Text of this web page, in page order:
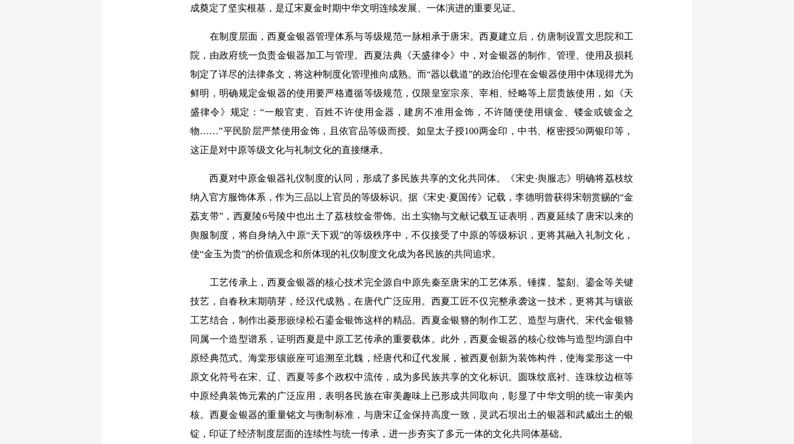
成奠定了坚实根基，是辽宋夏金时期中华文明连续发展、一体演进的重要见证。
在制度层面，西夏金银器管理体系与等级规范一脉相承于唐宋。西夏建立后，仿唐制设置文思院和工
院，由政府统一负责金银器加工与管理。西夏法典《天盛律令》中，对金银器的制作、管理、使用及损耗
制定了详尽的法律条文，将这种制度化管理推向成熟。而“器以载道”的政治伦理在金银器使用中体现得尤为
鲜明，明确规定金银器的使用要严格遵循等级规范，仅限皇室宗亲、宰相、经略等上层贵族使用，如《天
盛律令》规定：“一般官吏、百姓不许使用金器，建房不准用金饰，不许随便使用镶金、镂金或镀金之
物……”平民阶层严禁使用金饰，且依官品等级而授。如皇太子授100两金印，中书、枢密授50两银印等，
这正是对中原等级文化与礼制文化的直接继承。
西夏对中原金银器礼仪制度的认同，形成了多民族共享的文化共同体。《宋史·舆服志》明确将荔枝纹
纳入官方服饰体系，作为三品以上官员的等级标识。据《宋史·夏国传》记载，李德明曾获得宋朝赏赐的“金
荔支带”，西夏陵6号陵中也出土了荔枝纹金带饰。出土实物与文献记载互证表明，西夏延续了唐宋以来的
舆服制度，将自身纳入中原“天下观”的等级秩序中，不仅接受了中原的等级标识，更将其融入礼制文化，
使“金玉为贵”的价值观念和所体现的礼仪制度文化成为各民族的共同追求。
工艺传承上，西夏金银器的核心技术完全源自中原先秦至唐宋的工艺体系。锤揲、錾刻、鎏金等关键
技艺，自春秋末期萌芽，经汉代成熟，在唐代广泛应用。西夏工匠不仅完整承袭这一技术，更将其与镶嵌
工艺结合，制作出菱形嵌绿松石鎏金银饰这样的精品。西夏金银簪的制作工艺、造型与唐代、宋代金银簪
同属一个造型谱系，证明西夏是中原工艺传承的重要载体。此外，西夏金银器的核心纹饰与造型均源自中
原经典范式。海棠形镶嵌座可追溯至北魏，经唐代和辽代发展，被西夏创新为装饰构件，使海棠形这一中
原文化符号在宋、辽、西夏等多个政权中流传，成为多民族共享的文化标识。圆珠纹底衬、连珠纹边框等
中原经典装饰元素的广泛应用，表明各民族在审美趣味上已形成共同取向，彰显了中华文明的统一审美内
核。西夏金银器的重量铭文与衡制标准，与唐宋辽金保持高度一致，灵武石坝出土的银器和武威出土的银
锭，印证了经济制度层面的连续性与统一传承，进一步夯实了多元一体的文化共同体基础。